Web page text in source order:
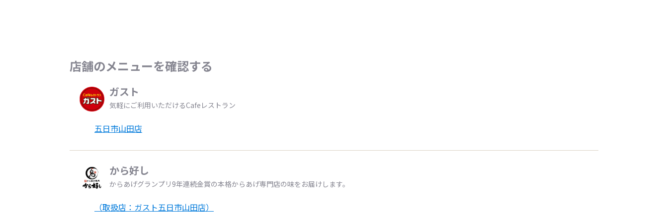
店舗のメニューを確認する
ガスト
気軽にご利用いただけるCafeレストラン
五日市山田店
から好し
からあげグランプリ9年連続金賞の本格からあげ専門店の味をお届けします。
（取扱店：ガスト五日市山田店）